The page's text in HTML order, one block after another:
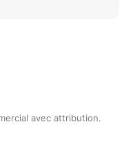
avec attribution.